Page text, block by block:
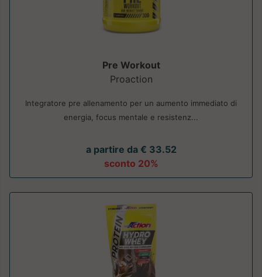
Pre Workout
Proaction
Integratore pre allenamento per un aumento immediato di
energia, focus mentale e resistenz...
a partire da € 33.52
sconto 20%